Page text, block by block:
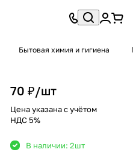
Бытовая химия и гигиена
70 ₽/шт
Цена указана с учётом
НДС 5%
В наличии: 2шт